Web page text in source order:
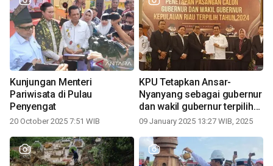
Kunjungan Menteri
Pariwisata di Pulau
Penyengat
20 October 2025 7:51 WIB
KPU Tetapkan Ansar-
Nyanyang sebagai gubernur
dan wakil gubernur terpilih
periode 2025-2030
09 January 2025 13:27 WIB, 2025